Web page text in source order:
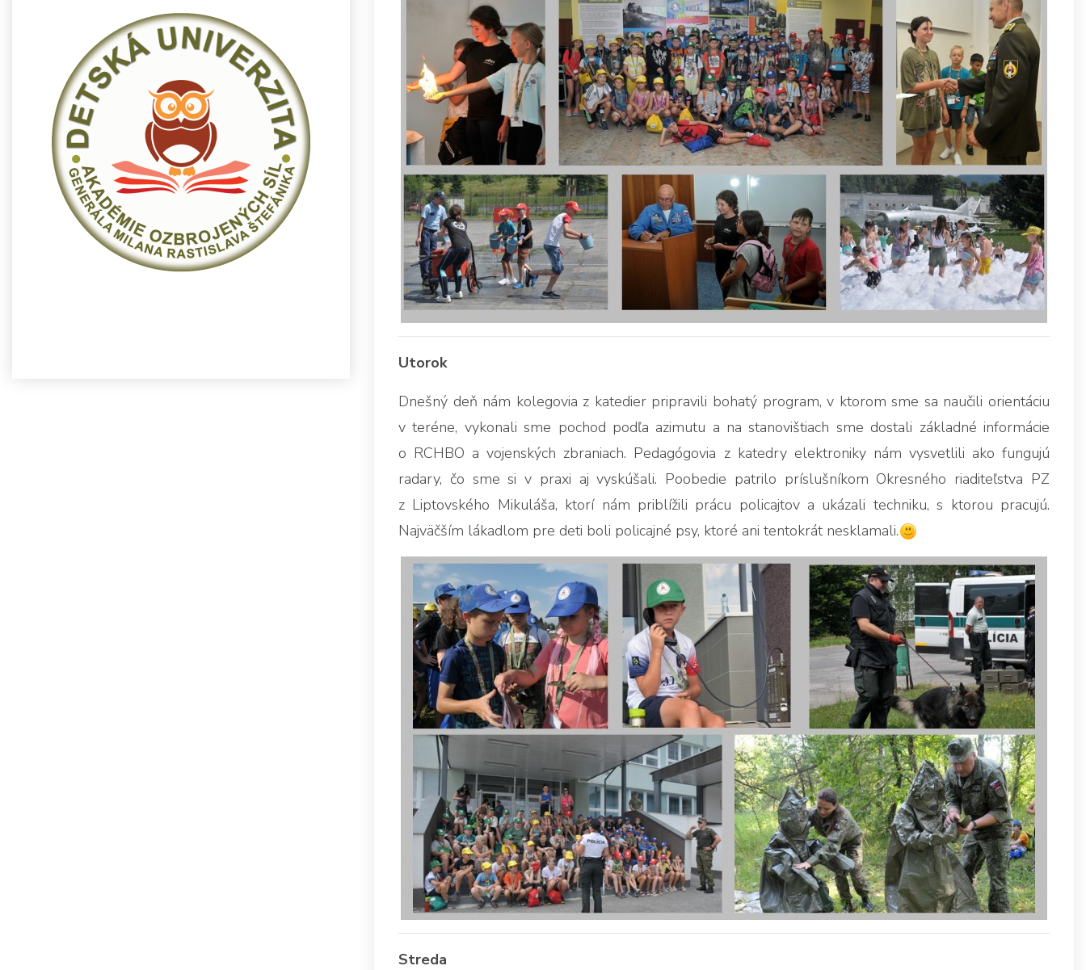
Utorok
Dnešný deň nám kolegovia z katedier pripravili bohatý program, v ktorom sme sa naučili orientáciu
v teréne, vykonali sme pochod podľa azimutu a na stanovištiach sme dostali základné informácie
o RCHBO a vojenských zbraniach. Pedagógovia z katedry elektroniky nám vysvetlili ako fungujú
radary, čo sme si v praxi aj vyskúšali. Poobedie patrilo príslušníkom Okresného riaditeľstva PZ
z Liptovského Mikuláša, ktorí nám priblížili prácu policajtov a ukázali techniku, s ktorou pracujú.
Najväčším lákadlom pre deti boli policajné psy, ktoré ani tentokrát nesklamali.
Streda